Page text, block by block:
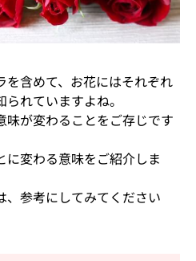
を含めて、お花にはそれぞれ
れていますよね。
味が変わることをご存じです
変わる意味をご紹介しま
、参考にしてみてください